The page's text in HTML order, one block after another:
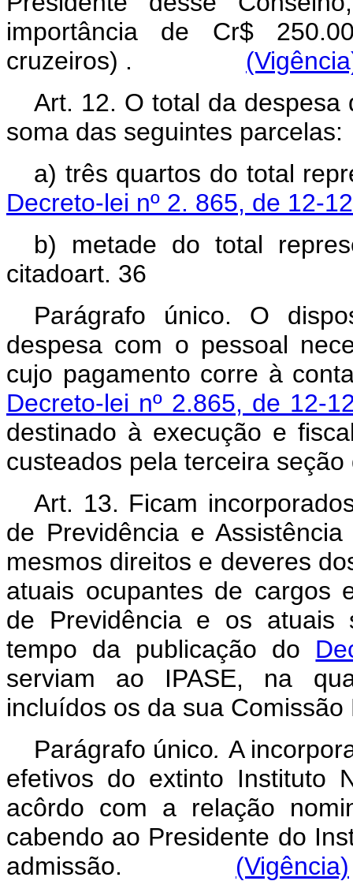
importância de Cr$
cruzeiros) .
Art. 12. O total da despesa
soma das seguintes
a) três quartos do total
Decreto-lei nº 2. 865, de 12-
b) metade do total
citadoart. 36
Parágrafo único.
O
despesa com o pessoal
cujo pagamento corre à
Decreto-lei nº 2.865, de 12-
destinado à execução e
custeados pela terceira
Art. 13. Ficam
de Previdência e
mesmos direitos e deveres
atuais ocupantes de cargos
de Previdência e os atuais
tempo da publicação do
serviam ao IPASE, na
incluídos os da sua
Parágrafo único. A
efetivos do extinto Instituto
acôrdo com a relação
cabendo ao Presidente do
admissão. (Vigência)